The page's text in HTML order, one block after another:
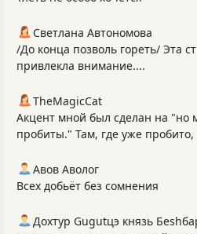
Светлана Автономова
/До конца позволь гореть/ Эта
привлекла внимание....
TheMagicCat
Акцент мной был сделан на "но
пробиты." Там, где уже
Авов Аволог
Всех добьёт без сомнения
Дохтур Gugutцэ князь